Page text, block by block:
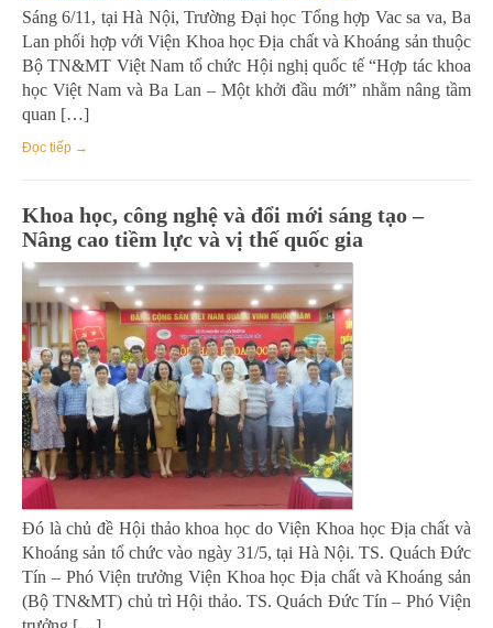
Sáng 6/11, tại Hà Nội, Trường Đại học Tổng hợp Vac sa va, Ba
Lan phối hợp với Viện Khoa học Địa chất và Khoáng sản thuộc
Bộ TN&MT Việt Nam tổ chức Hội nghị quốc tế “Hợp tác khoa
học Việt Nam và Ba Lan – Một khởi đầu mới” nhằm nâng tầm
quan […]
Đọc tiếp →
Khoa học, công nghệ và đổi mới sáng tạo –
Nâng cao tiềm lực và vị thế quốc gia
Đó là chủ đề Hội thảo khoa học do Viện Khoa học Địa chất và
Khoáng sản tổ chức vào ngày 31/5, tại Hà Nội. TS. Quách Đức
Tín – Phó Viện trưởng Viện Khoa học Địa chất và Khoáng sản
(Bộ TN&MT) chủ trì Hội thảo. TS. Quách Đức Tín – Phó Viện